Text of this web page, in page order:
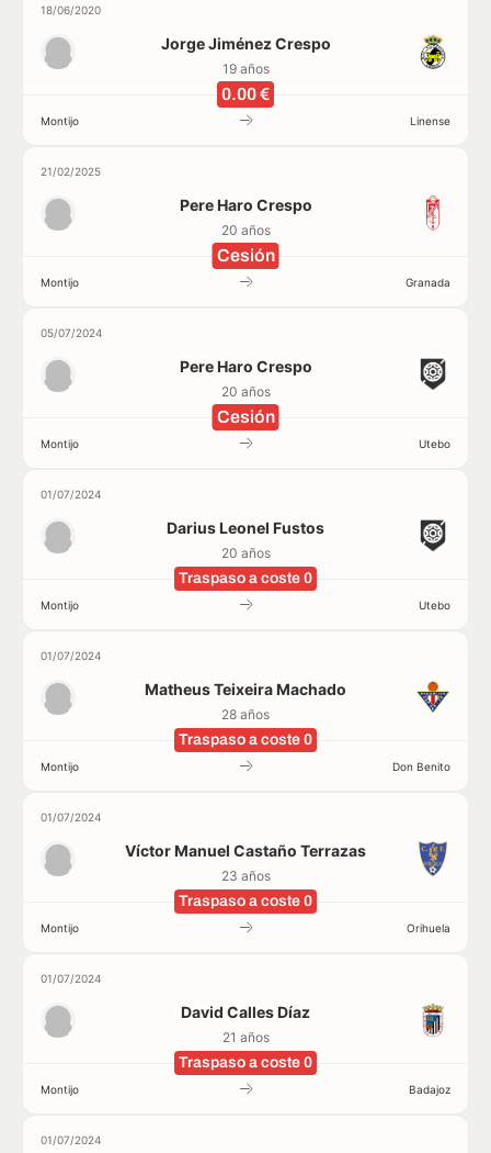
18/06/2020
Jorge Jiménez Crespo
19 años
0.00 €
Montijo Linense
21/02/2025
Pere Haro Crespo
20 años
Cesión
Montijo Granada
05/07/2024
Pere Haro Crespo
20 años
Cesión
Montijo Utebo
01/07/2024
Darius Leonel Fustos
20 años
Traspaso a coste 0
Montijo Utebo
01/07/2024
Matheus Teixeira Machado
28 años
Traspaso a coste 0
Montijo Don Benito
01/07/2024
Víctor Manuel Castaño Terrazas
23 años
Traspaso a coste 0
Montijo Orihuela
01/07/2024
David Calles Díaz
21 años
Traspaso a coste 0
Montijo Badajoz
01/07/2024